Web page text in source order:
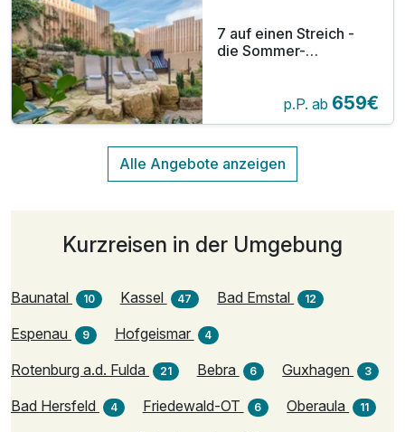
7 auf einen Streich -
die Sommer-
Freibädernp.P. ab 659€
Kurzreisen in der Umgebung
Baunatal 10 Kassel 47 Bad Emstal 12
Espenau 9 Hofgeismar 4
Rotenburg a.d. Fulda 21 Bebra 6 Guxhagen 3
Bad Hersfeld 4 Friedewald-OT 6 Oberaula 11